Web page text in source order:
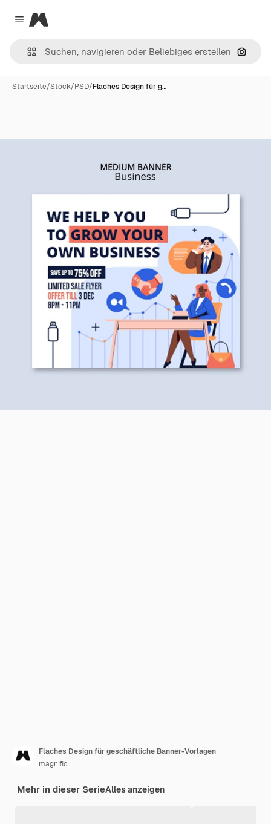
Close menu
Magnific
Nach
Startseite/Stock/PSD/Flaches Design für g…
Flaches Design für geschäftliche Banner-Vorlagen
magnific
Mehr in dieser SerieAlles anzeigen